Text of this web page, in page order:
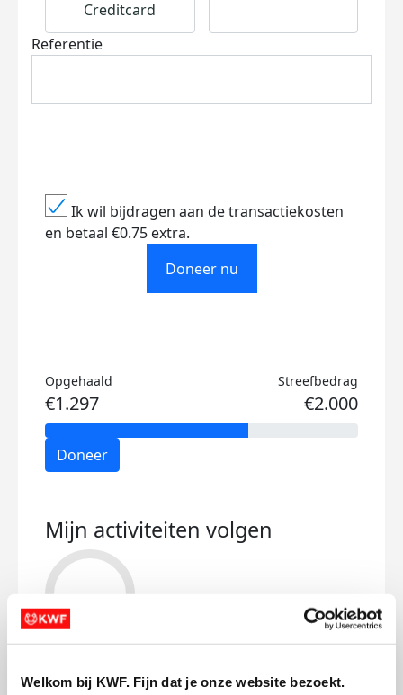
Welkom bij KWF. Fijn dat je onze website bezoekt.
Creditcard
Referentie
Ik wil bijdragen aan de transactiekosten
en betaal €0.75 extra.
Doneer nu
Opgehaald
€1.297
Streefbedrag
€2.000
Doneer
Mijn activiteiten volgen
kms